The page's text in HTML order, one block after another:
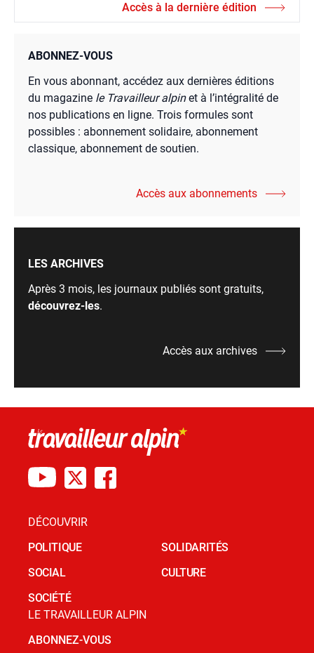
Accès à la dernière édition
ABONNEZ-VOUS
En vous abonnant, accédez aux dernières éditions
du magazine le Travailleur alpinet à l’intégralité de
nos publications en ligne. Trois formules sont
possibles : abonnement solidaire, abonnement
classique, abonnement de soutien.
Accès aux abonnements
LES ARCHIVES
Après 3 mois, les journaux publiés sont gratuits,
découvrez-les.
Accès aux archives
DÉCOUVRIR
POLITIQUE
SOCIAL
SOCIÉTÉ
SOLIDARITÉS
CULTURE
LE TRAVAILLEUR ALPIN
ABONNEZ-VOUS